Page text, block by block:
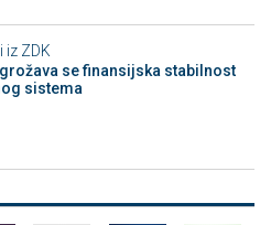
iz ZDK
se finansijska stabilnost
sistema